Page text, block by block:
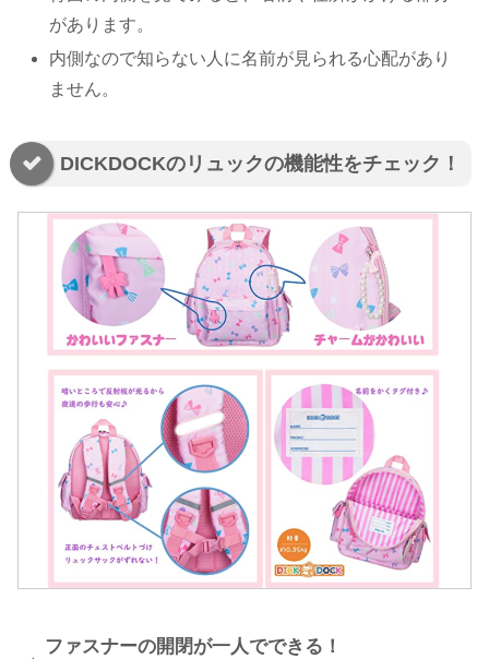
があります。
内側なので知らない人に名前が見られる心配があり
ません。
DICKDOCKのリュックの機能性をチェック！
ファスナーの開閉が一人でできる！